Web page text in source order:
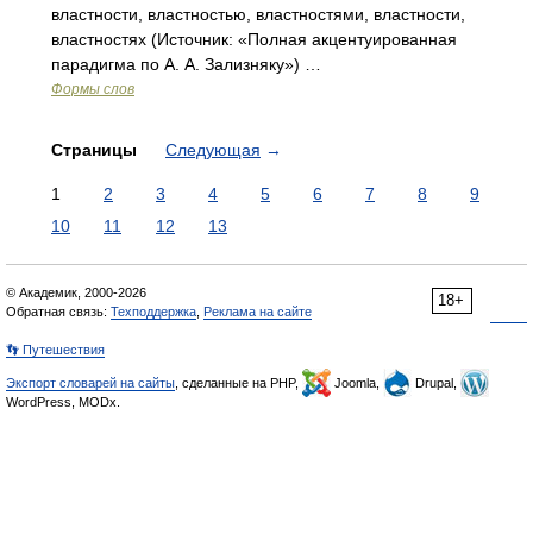
властности, властностью, властностями, властности,
властностях (Источник: «Полная акцентуированная
парадигма по А. А. Зализняку») …
Формы слов
Страницы Следующая →
1 2 3 4 5 6 7 8
9
10
11 12 13
18+
© Академик, 2000-2026
Обратная связь: Техподдержка Реклама на сайте
👣 Путешествия
Экспорт словарей на сайты , сделанные на PHP, Joomla,
Drupal,
WordPress, MODx.